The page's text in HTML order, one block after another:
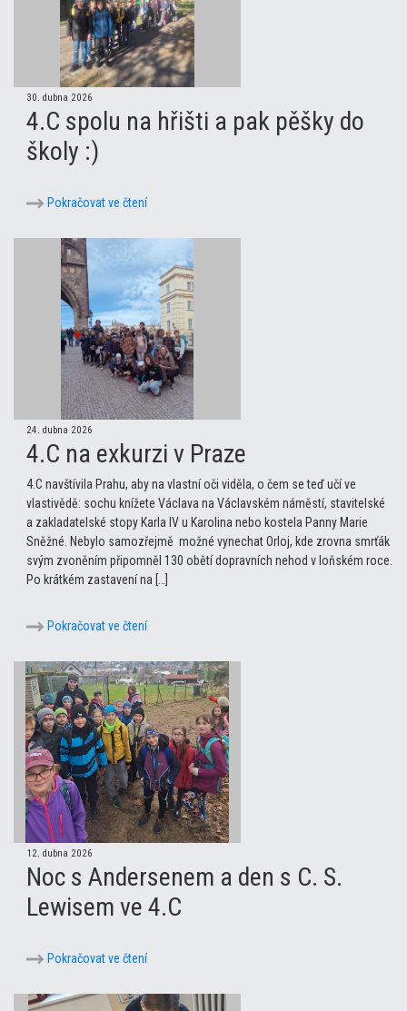
30. dubna 2026
4.C spolu na hřišti a pak pěšky do
školy :)
Pokračovat ve čtení
24. dubna 2026
4.C na exkurzi v Praze
4.C navštívila Prahu, aby na vlastní oči viděla, o čem se teď učí ve
vlastivědě: sochu knížete Václava na Václavském náměstí, stavitelské
a zakladatelské stopy Karla IV u Karolina nebo kostela Panny Marie
Sněžné. Nebylo samozřejmě možné vynechat Orloj, kde zrovna smrťák
svým zvoněním připomněl 130 obětí dopravních nehod v loňském roce.
Po krátkém zastavení na […]
Pokračovat ve čtení
12. dubna 2026
Noc s Andersenem a den s C. S.
Lewisem ve 4.C
Pokračovat ve čtení